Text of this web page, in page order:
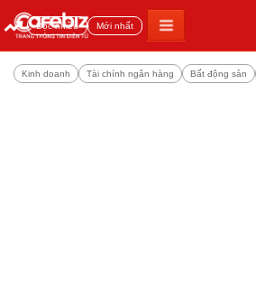
Đọc nhiều Mới nhất
Kinh doanh Tài chính ngân hàng Bất động sản